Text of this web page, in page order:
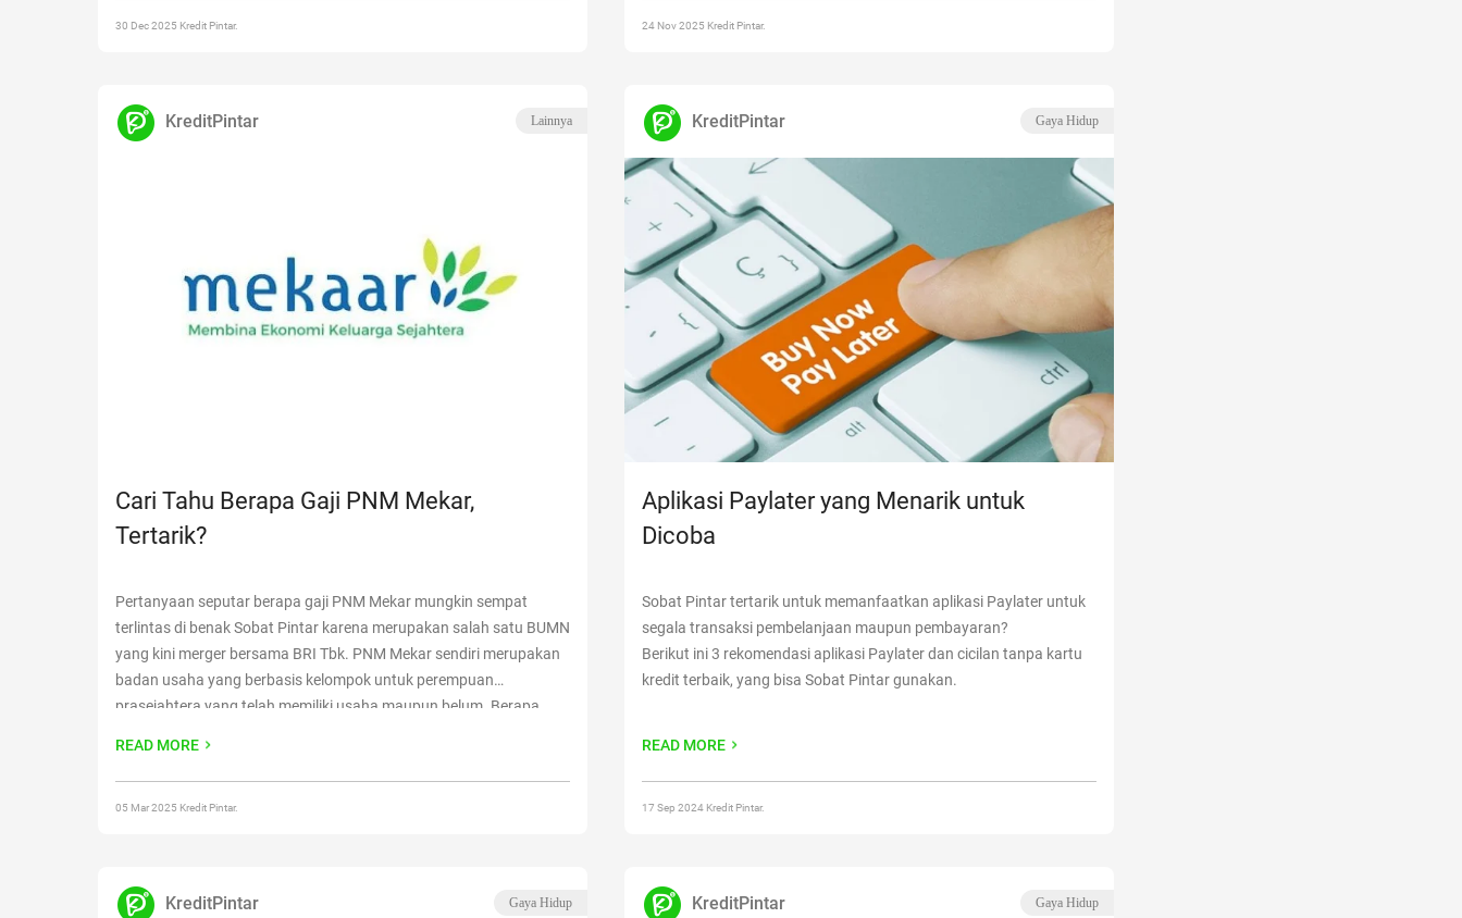
30 Dec 2025 Kredit Pintar. 24 Nov 2025 Kredit Pintar.
KreditPintar Lainnya
Cari Tahu Berapa Gaji PNM Mekar,
Tertarik?
Pertanyaan seputar berapa gaji PNM Mekar mungkin sempat
terlintas di benak Sobat Pintar karena merupakan salah satu BUMN
yang kini merger bersama BRI Tbk. PNM Mekar sendiri merupakan
badan usaha yang berbasis kelompok untuk perempuan
prasejahtera yang telah memiliki usaha maupun belum. Berapa
Berapa Gaji PNM Mekar, Tertarik?”
READ MORE
05 Mar 2025 Kredit Pintar.
KreditPintar Gaya Hidup
Aplikasi Paylater yang Menarik untuk
Dicoba
Sobat Pintar tertarik untuk memanfaatkan aplikasi Paylater untuk
segala transaksi pembelanjaan maupun pembayaran?
Berikut ini 3 rekomendasi aplikasi Paylater dan cicilan tanpa kartu
kredit terbaik, yang bisa Sobat Pintar gunakan.
READ MORE
17 Sep 2024 Kredit Pintar.
KreditPintar Gaya Hidup KreditPintar Gaya Hidup